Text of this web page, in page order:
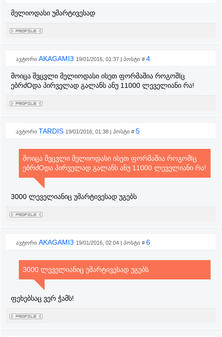
მელიოდასი უმარტივესად
ავტორი AKAGAMI3 19/01/2016, 01:37 | პოსტი # 4
მოიცა შვცვლი მელიოდასი ისეთ ფორმაშია როგოშIც
ებრძOდა პირველად გალანს ანუ 11000 ლეველიანი რა!
ავტორი TARDIS 19/01/2016, 01:38 | პოსტი # 5
მოიცა შვცვლი მელიოდასი ისეთ ფორმაშია როგოშIც
ებრძOდა პირველად გალანს ანუ 11000 ლეველიანი რა!
3000 ლეველიანიც უმარტივესად უგებს
ავტორი AKAGAMI3 19/01/2016, 02:04 | პოსტი # 6
3000 ლეველიანიც უმარტივესად უგებს
ფეხებსაც ვერ ჭამს!